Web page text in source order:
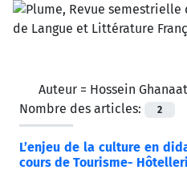
Auteur = Hossein Ghanaat
Nombre des articles:
2
L’enjeu de la culture en
cours de Tourisme-